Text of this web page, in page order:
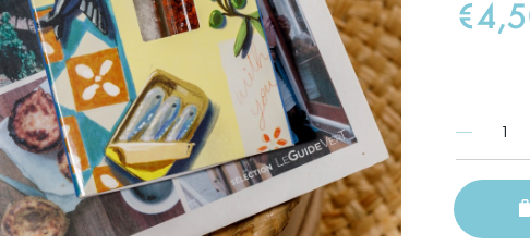
1